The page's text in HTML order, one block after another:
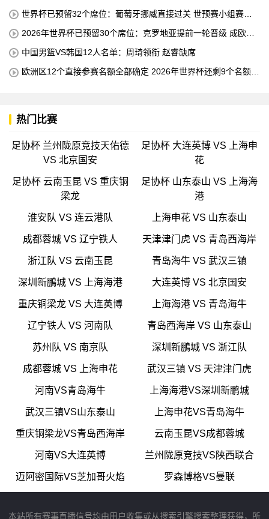
世界杯已预留32个席位：葡萄牙挪威直接过关 世预赛小组赛即
2026年世界杯已预留30个席位：克罗地亚提前一轮晋级 成欧洲
中国男篮VS韩国12人名单：周琦领衔 赵睿缺席
欧洲区12个直接参赛名额全部确定 2026年世界杯还剩9个名额待
热门比赛
足协杯 兰州陇原竞技天佑德
VS 北京国安
足协杯 大连英博 VS 上海申
花
足协杯 云南玉昆 VS 重庆铜
梁龙
足协杯 山东泰山 VS 上海海
港
淮安队 VS 连云港队 上海申花 VS 山东泰山
成都蓉城 VS 辽宁铁人 天津津门虎 VS 青岛西海岸
浙江队 VS 云南玉昆 青岛海牛 VS 武汉三镇
深圳新鵬城 VS 上海海港 大连英博 VS 北京国安
重庆铜梁龙 VS 大连英博 上海海港 VS 青岛海牛
辽宁铁人 VS 河南队 青岛西海岸 VS 山东泰山
苏州队 VS 南京队 深圳新鵬城 VS 浙江队
成都蓉城 VS 上海申花 武汉三镇 VS 天津津门虎
河南VS青岛海牛 上海海港VS深圳新鹏城
武汉三镇VS山东泰山 上海申花VS青岛海牛
重庆铜梁龙VS青岛西海岸 云南玉昆VS成都蓉城
河南VS大连英博 兰州陇原竞技VS陕西联合
迈阿密国际VS芝加哥火焰 罗森博格VS曼联
本站所有赛事直播信号均由用户收集或从搜索引擎搜索整理获得，所